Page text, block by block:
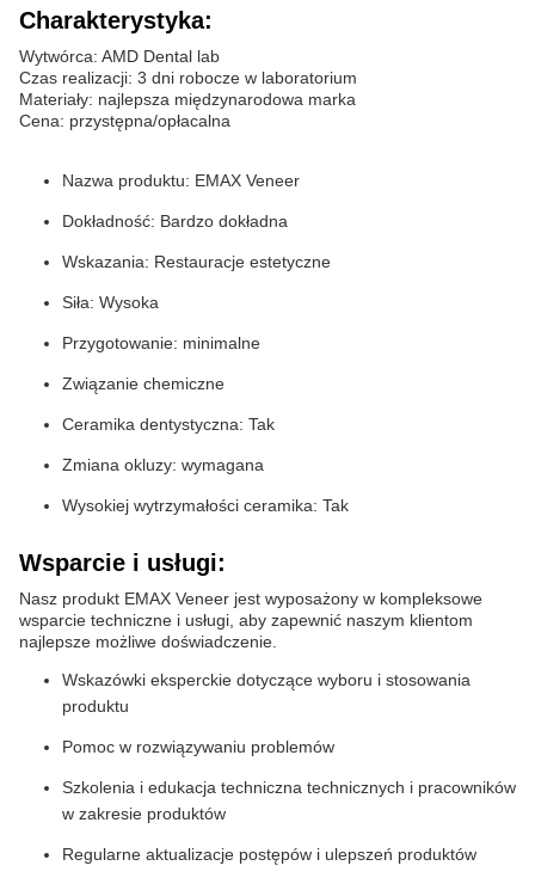
Charakterystyka:
Wytwórca: AMD Dental lab
Czas realizacji: 3 dni robocze w laboratorium
Materiały: najlepsza międzynarodowa marka
Cena: przystępna/opłacalna
Nazwa produktu: EMAX Veneer
Dokładność: Bardzo dokładna
Wskazania: Restauracje estetyczne
Siła: Wysoka
Przygotowanie: minimalne
Związanie chemiczne
Ceramika dentystyczna: Tak
Zmiana okluzy: wymagana
Wysokiej wytrzymałości ceramika: Tak
Wsparcie i usługi:
Nasz produkt EMAX Veneer jest wyposażony w kompleksowe
wsparcie techniczne i usługi, aby zapewnić naszym klientom
najlepsze możliwe doświadczenie.
Wskazówki eksperckie dotyczące wyboru i stosowania
produktu
Pomoc w rozwiązywaniu problemów
Szkolenia i edukacja techniczna technicznych i pracowników
w zakresie produktów
Regularne aktualizacje postępów i ulepszeń produktów